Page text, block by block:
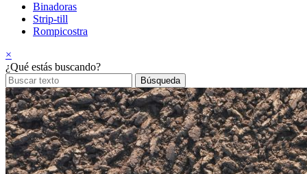
Binadoras
Strip-till
Rompicostra
×
¿Qué estás buscando?